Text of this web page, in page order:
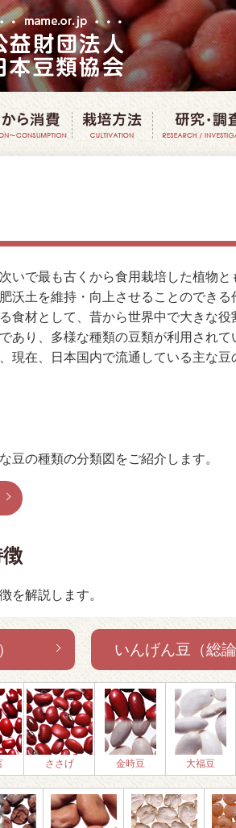
いで最も古くから食用栽培した植物
沃土を維持・向上させることのでき
食材として、昔から世界中で大きな
あり、多様な種類の豆類が利用されて
現在、日本国内で流通している主な
豆の種類の分類図をご紹介します。
を解説します。
いんげん豆（総
ささげ 金時豆 大福豆